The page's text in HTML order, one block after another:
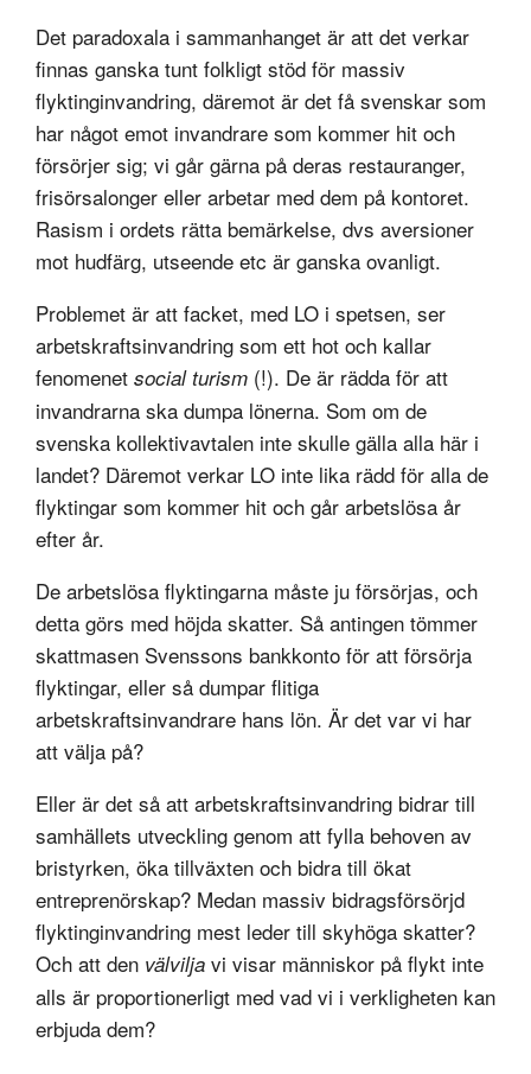
Det paradoxala i sammanhanget är att det verkar
finnas ganska tunt folkligt stöd för massiv
flyktinginvandring, däremot är det få svenskar som
har något emot invandrare som kommer hit och
försörjer sig; vi går gärna på deras restauranger,
frisörsalonger eller arbetar med dem på kontoret.
Rasism i ordets rätta bemärkelse, dvs aversioner
mot hudfärg, utseende etc är ganska ovanligt.
Problemet är att facket, med LO i spetsen, ser
arbetskraftsinvandring som ett hot och kallar
fenomenet social turism (!). De är rädda för att
invandrarna ska dumpa lönerna. Som om de
svenska kollektivavtalen inte skulle gälla alla här i
landet? Däremot verkar LO inte lika rädd för alla de
flyktingar som kommer hit och går arbetslösa år
efter år.
De arbetslösa flyktingarna måste ju försörjas, och
detta görs med höjda skatter. Så antingen tömmer
skattmasen Svenssons bankkonto för att försörja
flyktingar, eller så dumpar flitiga
arbetskraftsinvandrare hans lön. Är det var vi har
att välja på?
Eller är det så att arbetskraftsinvandring bidrar till
samhällets utveckling genom att fylla behoven av
bristyrken, öka tillväxten och bidra till ökat
entreprenörskap? Medan massiv bidragsförsörjd
flyktinginvandring mest leder till skyhöga skatter?
Och att den välvilja vi visar människor på flykt inte
alls är proportionerligt med vad vi i verkligheten kan
erbjuda dem?